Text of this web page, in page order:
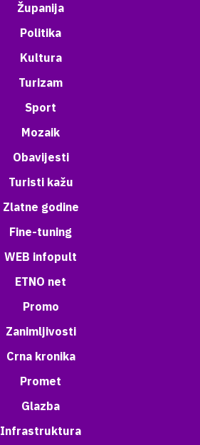
Županija
Politika
Kultura
Turizam
Sport
Mozaik
Obavijesti
Turisti kažu
Zlatne godine
Fine-tuning
WEB infopult
ETNO net
Promo
Zanimljivosti
Crna kronika
Promet
Glazba
Infrastruktura